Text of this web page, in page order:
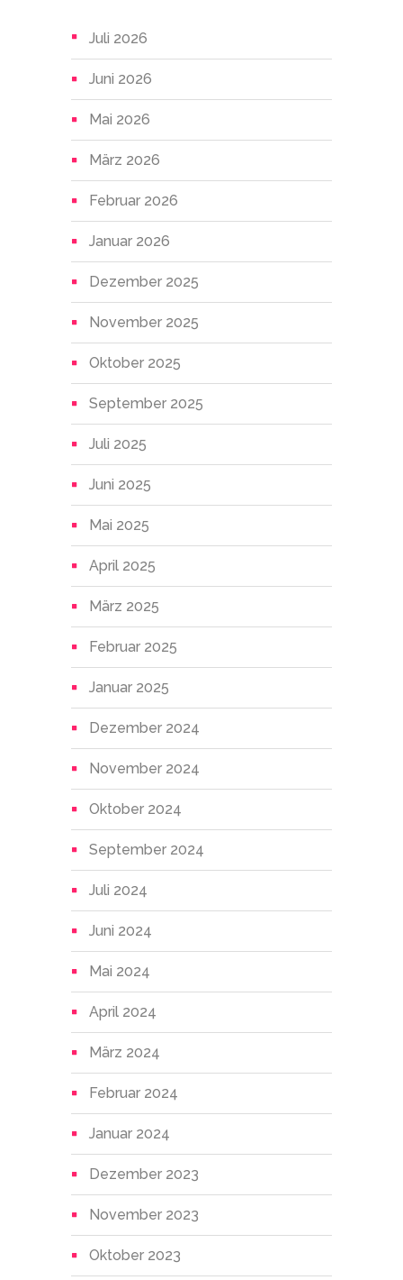
Juli 2026
Juni 2026
Mai 2026
März 2026
Februar 2026
Januar 2026
Dezember 2025
November 2025
Oktober 2025
September 2025
Juli 2025
Juni 2025
Mai 2025
April 2025
März 2025
Februar 2025
Januar 2025
Dezember 2024
November 2024
Oktober 2024
September 2024
Juli 2024
Juni 2024
Mai 2024
April 2024
März 2024
Februar 2024
Januar 2024
Dezember 2023
November 2023
Oktober 2023